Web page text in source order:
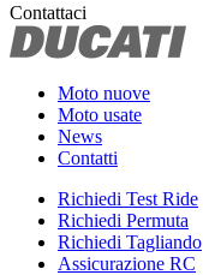
Contattaci
Moto nuove
Moto usate
News
Contatti
Richiedi Test Ride
Richiedi Permuta
Richiedi Tagliando
Assicurazione RC